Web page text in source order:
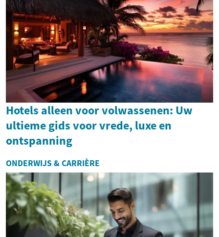
Hotels alleen voor volwassenen: Uw
ultieme gids voor vrede, luxe en
ontspanning
ONDERWIJS & CARRIÈRE